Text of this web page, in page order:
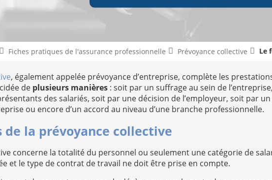
Fiches pratiques de l'assurance professionnelle Prévoyance collective Le
, également appelée prévoyance d’entreprise, complète les
de plusieurs manières : soit par un suffrage au sein de
des salariés, soit par une décision de l’employeur, soit par
ou encore d’un accord au niveau d’une branche professionnelle.
de la prévoyance collective
concerne la totalité du personnel ou seulement une catégorie de
et le type de contrat de travail ne doit être prise en compte.